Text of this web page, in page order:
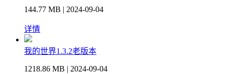
144.77 MB | 2024-09-04
详情
我的世界1.3.2老版本
1218.86 MB | 2024-09-04